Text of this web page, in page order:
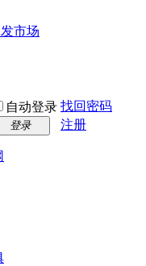
市场
自动登录 找回密码
登录 注册